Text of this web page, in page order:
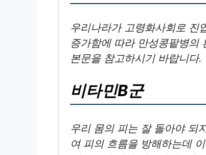
우리나라가 고령화사회로 진
증가함에 따라 만성콩팥병의
본문을 참고하시기 바랍니다.
비타민B군
우리 몸의 피는 잘 돌아야 되
여 피의 흐름을 방해하는데